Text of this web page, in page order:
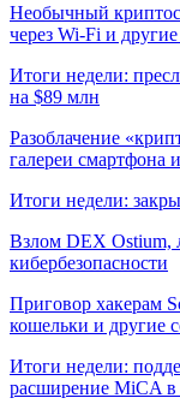
Необычный
через Wi-Fi и
Итоги недели:
на $89 млн
Разоблачение
галереи смартфона
Итоги недели:
Взлом DEX Ostium,
кибербезопасности
Приговор хакерам
кошельки и другие
Итоги недели:
расширение MiCA